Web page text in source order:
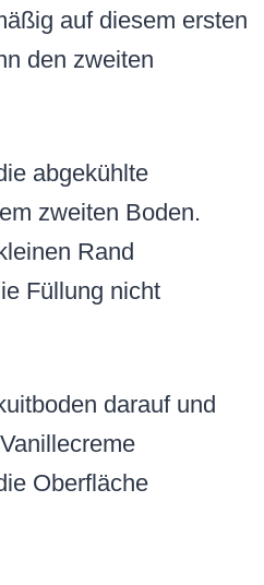
auf diesem ersten
den zweiten
abgekühlte
zweiten Boden.
Rand
Füllung nicht
darauf und
Oberfläche